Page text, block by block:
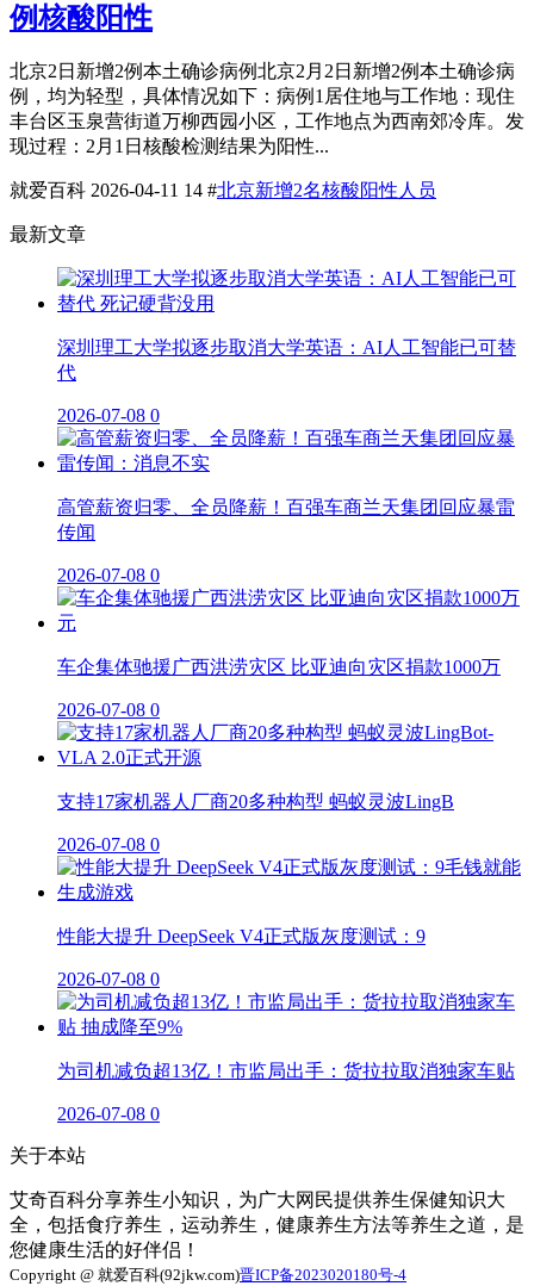
例核酸阳性
北京2日新增2例本土确诊病例北京2月2日新增2例本土确诊病
例，均为轻型，具体情况如下：病例1居住地与工作地：现住
丰台区玉泉营街道万柳西园小区，工作地点为西南郊冷库。发
现过程：2月1日核酸检测结果为阳性...
就爱百科 2026-04-11 14 #北京新增2名核酸阳性人员
最新文章
深圳理工大学拟逐步取消大学英语：AI人工智能已可替
代
2026-07-08 0
高管薪资归零、全员降薪！百强车商兰天集团回应暴雷
传闻
2026-07-08 0
车企集体驰援广西洪涝灾区 比亚迪向灾区捐款1000万
2026-07-08 0
支持17家机器人厂商20多种构型 蚂蚁灵波LingB
2026-07-08 0
性能大提升 DeepSeek V4正式版灰度测试：9
2026-07-08 0
为司机减负超13亿！市监局出手：货拉拉取消独家车贴
2026-07-08 0
关于本站
艾奇百科分享养生小知识，为广大网民提供养生保健知识大
全，包括食疗养生，运动养生，健康养生方法等养生之道，是
您健康生活的好伴侣！
Copyright @ 就爱百科(92jkw.com)晋ICP备2023020180号-4